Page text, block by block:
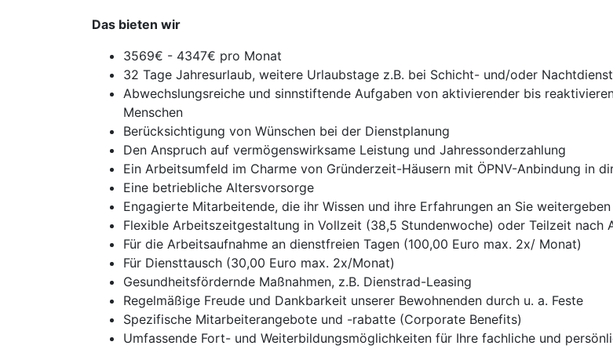
Das bieten wir
3569€ - 4347€ pro Monat
32 Tage Jahresurlaub, weitere Urlaubstage z.B. bei Schicht- und/oder
Abwechslungsreiche und sinnstiftende Aufgaben von aktivierender bis
Menschen
Berücksichtigung von Wünschen bei der Dienstplanung
Den Anspruch auf vermögenswirksame Leistung und Jahressonderzahlung
Ein Arbeitsumfeld im Charme von Gründerzeit-Häusern mit ÖPNV-Anbindung in
Eine betriebliche Altersvorsorge
Engagierte Mitarbeitende, die ihr Wissen und ihre Erfahrungen an Sie
Flexible Arbeitszeitgestaltung in Vollzeit (38,5 Stundenwoche) oder Teilzeit nach
Für die Arbeitsaufnahme an dienstfreien Tagen (100,00 Euro max. 2x/ Monat)
Für Diensttausch (30,00 Euro max. 2x/Monat)
Gesundheitsfördernde Maßnahmen, z.B. Dienstrad-Leasing
Regelmäßige Freude und Dankbarkeit unserer Bewohnenden durch u. a. Feste
Spezifische Mitarbeiterangebote und -rabatte (Corporate Benefits)
Umfassende Fort- und Weiterbildungsmöglichkeiten für Ihre fachliche und